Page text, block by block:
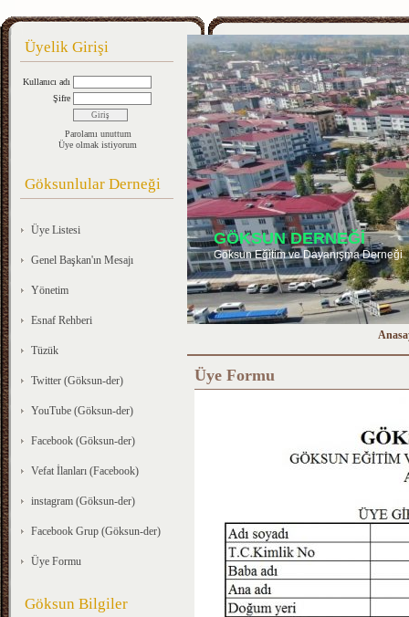
Üyelik Girişi
Kullanıcı adı
Şifre
Parolamı unuttum
Üye olmak istiyorum
Göksunlular Derneği
Üye Listesi
Genel Başkan'ın Mesajı
Yönetim
Esnaf Rehberi
Tüzük
Twitter (Göksun-der)
YouTube (Göksun-der)
Facebook (Göksun-der)
Vefat İlanları (Facebook)
instagram (Göksun-der)
Facebook Grup (Göksun-der)
Üye Formu
Göksun Bilgiler
GÖKSUN DERNEĞİ
Göksun Eğitim ve Dayanışma Derneği
Üye Formu